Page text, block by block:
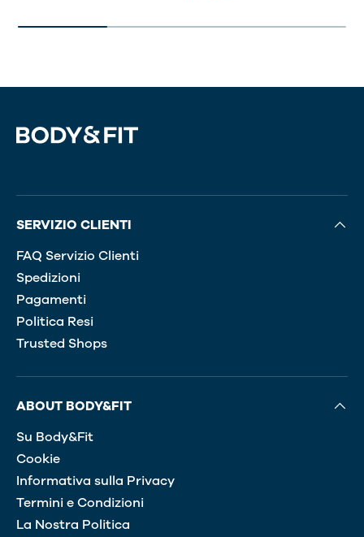
SERVIZIO CLIENTI
FAQ Servizio Clienti
Spedizioni
Pagamenti
Politica Resi
Trusted Shops
ABOUT BODY&FIT
Su Body&Fit
Cookie
Informativa sulla Privacy
Termini e Condizioni
La Nostra Politica